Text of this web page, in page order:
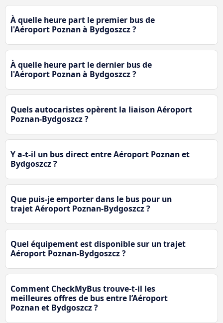
À quelle heure part le premier bus de
l'Aéroport Poznan à Bydgoszcz ?
À quelle heure part le dernier bus de
l'Aéroport Poznan à Bydgoszcz ?
Quels autocaristes opèrent la liaison Aéroport
Poznan-Bydgoszcz ?
Y a-t-il un bus direct entre Aéroport Poznan et
Bydgoszcz ?
Que puis-je emporter dans le bus pour un
trajet Aéroport Poznan-Bydgoszcz ?
Quel équipement est disponible sur un trajet
Aéroport Poznan-Bydgoszcz ?
Comment CheckMyBus trouve-t-il les
meilleures offres de bus entre l’Aéroport
Poznan et Bydgoszcz ?